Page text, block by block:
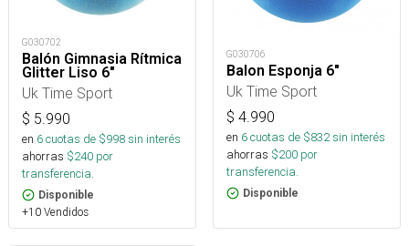
G030702
Balón Gimnasia Rítmica
Glitter Liso 6"
Uk Time Sport
$ 5.990
en 6cuotas de $998sin interés
ahorras $240 por
transferencia.
Disponible
+10 Vendidos
G030706
Balon Esponja 6"
Uk Time Sport
$ 4.990
en 6cuotas de $832sin interés
ahorras $200 por
transferencia.
Disponible